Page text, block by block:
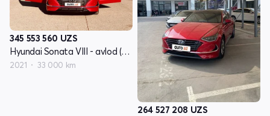
345 553 560 UZS
Hyundai Sonata VIII - avlod (DN8)
2021 33 000 km
264 527 208 UZS